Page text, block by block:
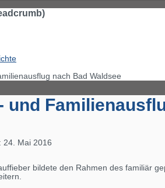
nach Bad Waldsee
und
24. Mai 2016
bildete den Rahmen des familiär